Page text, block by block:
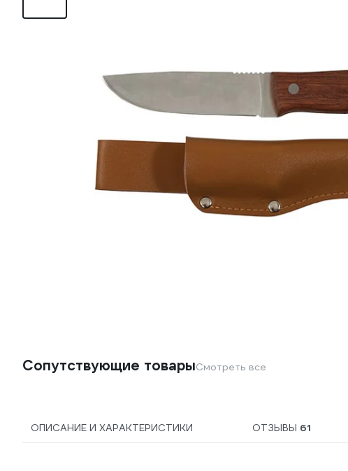
Сопутствующие товарыСмотреть все
ОПИСАНИЕ И ХАРАКТЕРИСТИКИ ОТЗЫВЫ 61